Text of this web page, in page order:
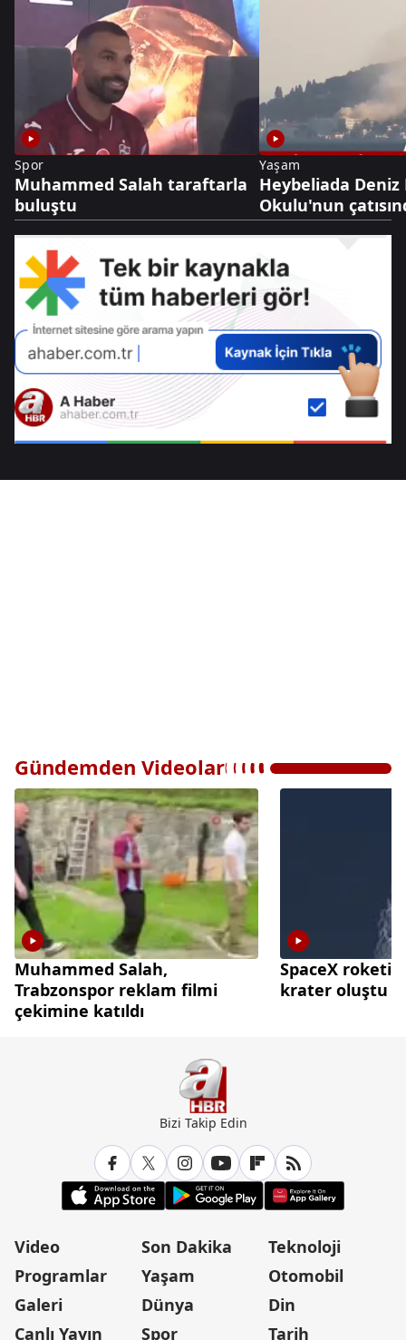
Spor
Muhammed Salah taraftarla
buluştu
Yaşam
Heybeliada Deniz
Okulu'nun
Gündemden Videolar
Muhammed Salah,
Trabzonspor reklam filmi
çekimine katıldı
SpaceX roketi
krater oluştu
Bizi Takip Edin
Video
Programlar
Galeri
Canlı Yayın
Son Dakika
Yaşam
Dünya
Spor
Teknoloji
Otomobil
Din
Tarih